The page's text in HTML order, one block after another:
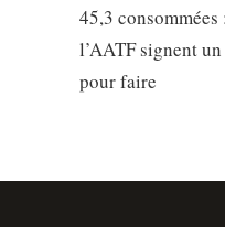
45,3
l’AATF signent
pour faire